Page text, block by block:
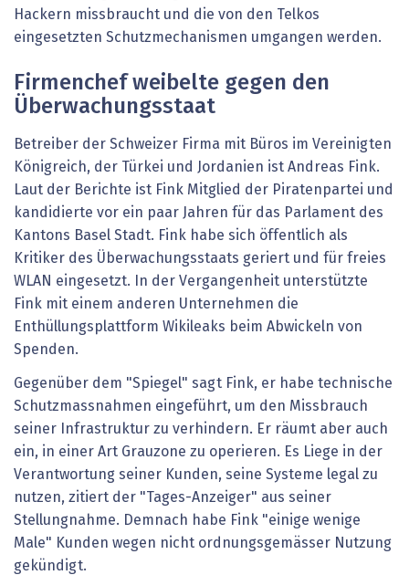
Hackern missbraucht und die von den Telkos
eingesetzten Schutzmechanismen umgangen werden.
Firmenchef weibelte gegen den
Überwachungsstaat
Betreiber der Schweizer Firma mit Büros im Vereinigten
Königreich, der Türkei und Jordanien ist Andreas Fink.
Laut der Berichte ist Fink Mitglied der Piratenpartei und
kandidierte vor ein paar Jahren für das Parlament des
Kantons Basel Stadt. Fink habe sich öffentlich als
Kritiker des Überwachungsstaats geriert und für freies
WLAN eingesetzt. In der Vergangenheit unterstützte
Fink mit einem anderen Unternehmen die
Enthüllungsplattform Wikileaks beim Abwickeln von
Spenden.
Gegenüber dem "Spiegel" sagt Fink, er habe technische
Schutzmassnahmen eingeführt, um den Missbrauch
seiner Infrastruktur zu verhindern. Er räumt aber auch
ein, in einer Art Grauzone zu operieren. Es Liege in der
Verantwortung seiner Kunden, seine Systeme legal zu
nutzen, zitiert der "Tages-Anzeiger" aus seiner
Stellungnahme. Demnach habe Fink "einige wenige
Male" Kunden wegen nicht ordnungsgemässer Nutzung
gekündigt.